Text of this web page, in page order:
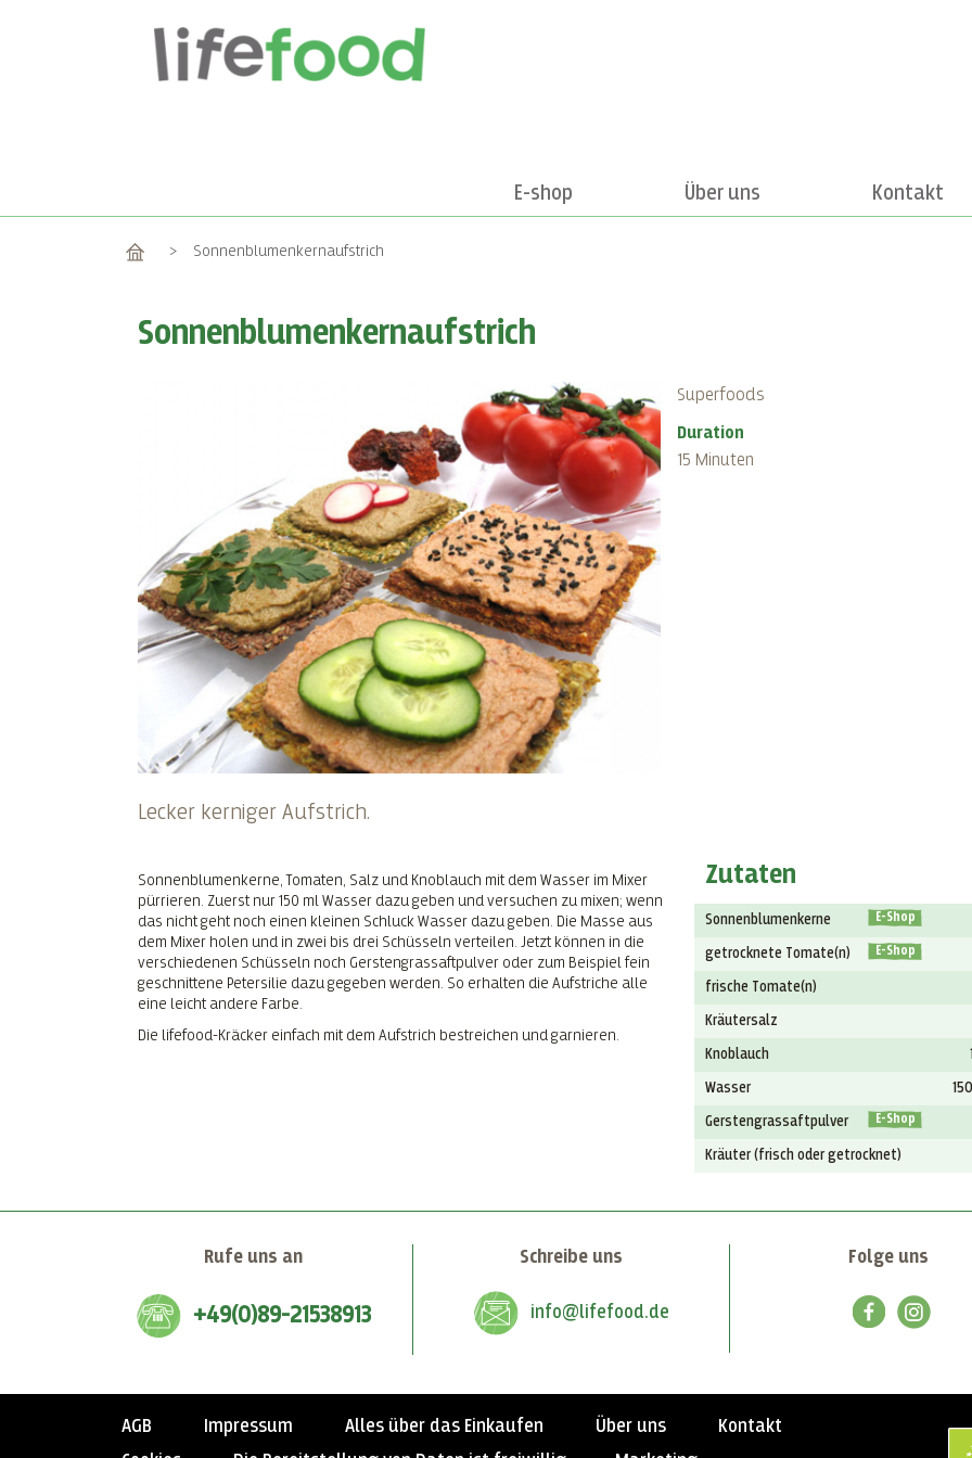
E-shop Über uns Kontakt
Home > Sonnenblumenkernaufstrich
Sonnenblumenkernaufstrich
Lecker kerniger Aufstrich.
Superfoods
Duration
15 Minuten
Sonnenblumenkerne, Tomaten, Salz und Knoblauch mit dem Wasser im Mixer
pürrieren. Zuerst nur 150 ml Wasser dazu geben und versuchen zu mixen; wenn
das nicht geht noch einen kleinen Schluck Wasser dazu geben. Die Masse aus
dem Mixer holen und in zwei bis drei Schüsseln verteilen. Jetzt können in die
verschiedenen Schüsseln noch Gerstengrassaftpulver oder zum Beispiel fein
geschnittene Petersilie dazu gegeben werden. So erhalten die Aufstriche alle
eine leicht andere Farbe.
Die lifefood-Kräcker einfach mit dem Aufstrich bestreichen und garnieren.
Zutaten
Sonnenblumenkerne E-Shop
getrocknete Tomate(n) E-Shop
frische Tomate(n)
Kräutersalz
Knoblauch
Wasser
Gerstengrassaftpulver E-Shop
Kräuter (frisch oder getrocknet)
Rufe uns an
+49(0)89-21538913
Schreibe uns
info@lifefood.de
Folge uns
AGB Impressum Alles über das Einkaufen Über uns
Kontakt